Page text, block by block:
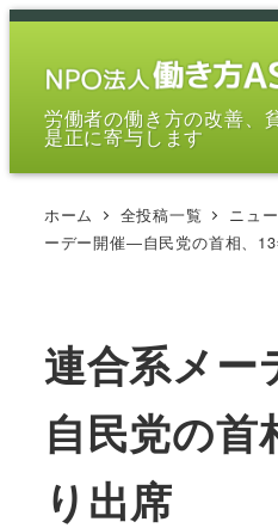
メ
労働者の働き方の改善、
是正に寄与します
ホーム 全投稿一覧 ニュ
ーデー開催―自民党の首相、
連合系メ
自民党の首
り出席